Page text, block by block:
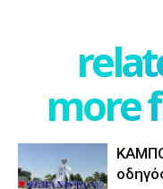
more